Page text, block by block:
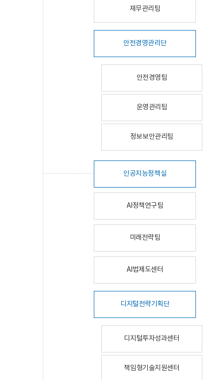
재무관리팀
안전경영관리단
안전경영팀
운영관리팀
정보보안관리팀
인공지능정책실
AI정책연구팀
미래전략팀
AI법제도센터
디지털전략기획단
디지털투자성과센터
책임형기술지원센터